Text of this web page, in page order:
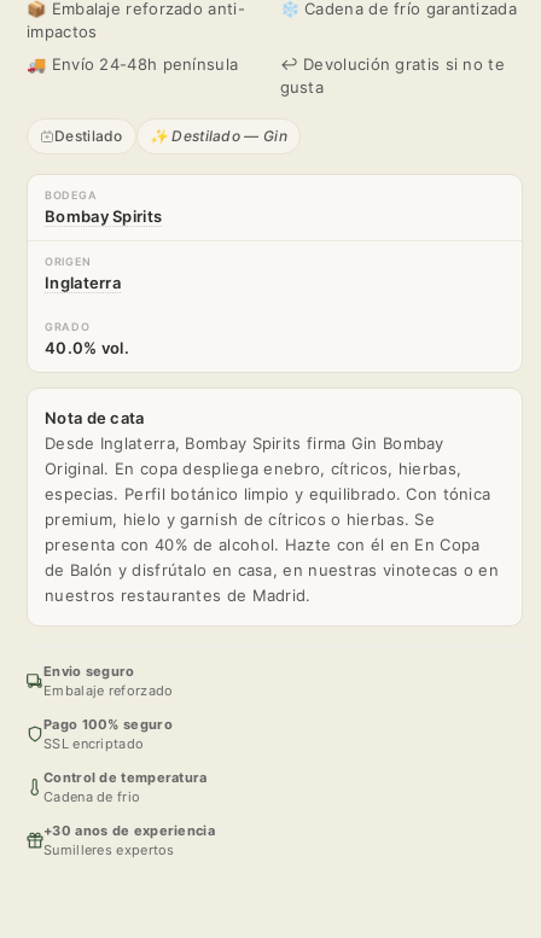
📦 Embalaje reforzado anti-
impactos
❄️ Cadena de frío garantizada
🚚 Envío 24-48h península
↩️ Devolución gratis si no te
gusta
Destilado ✨ Destilado — Gin
BODEGA
Bombay Spirits
ORIGEN
Inglaterra
GRADO
40.0% vol.
Nota de cata
Desde Inglaterra, Bombay Spirits firma Gin Bombay
Original. En copa despliega enebro, cítricos, hierbas,
especias. Perfil botánico limpio y equilibrado. Con tónica
premium, hielo y garnish de cítricos o hierbas. Se
presenta con 40% de alcohol. Hazte con él en En Copa
de Balón y disfrútalo en casa, en nuestras vinotecas o en
nuestros restaurantes de Madrid.
Envio seguro
Embalaje reforzado
Pago 100% seguro
SSL encriptado
Control de temperatura
Cadena de frio
+30 anos de experiencia
Sumilleres expertos